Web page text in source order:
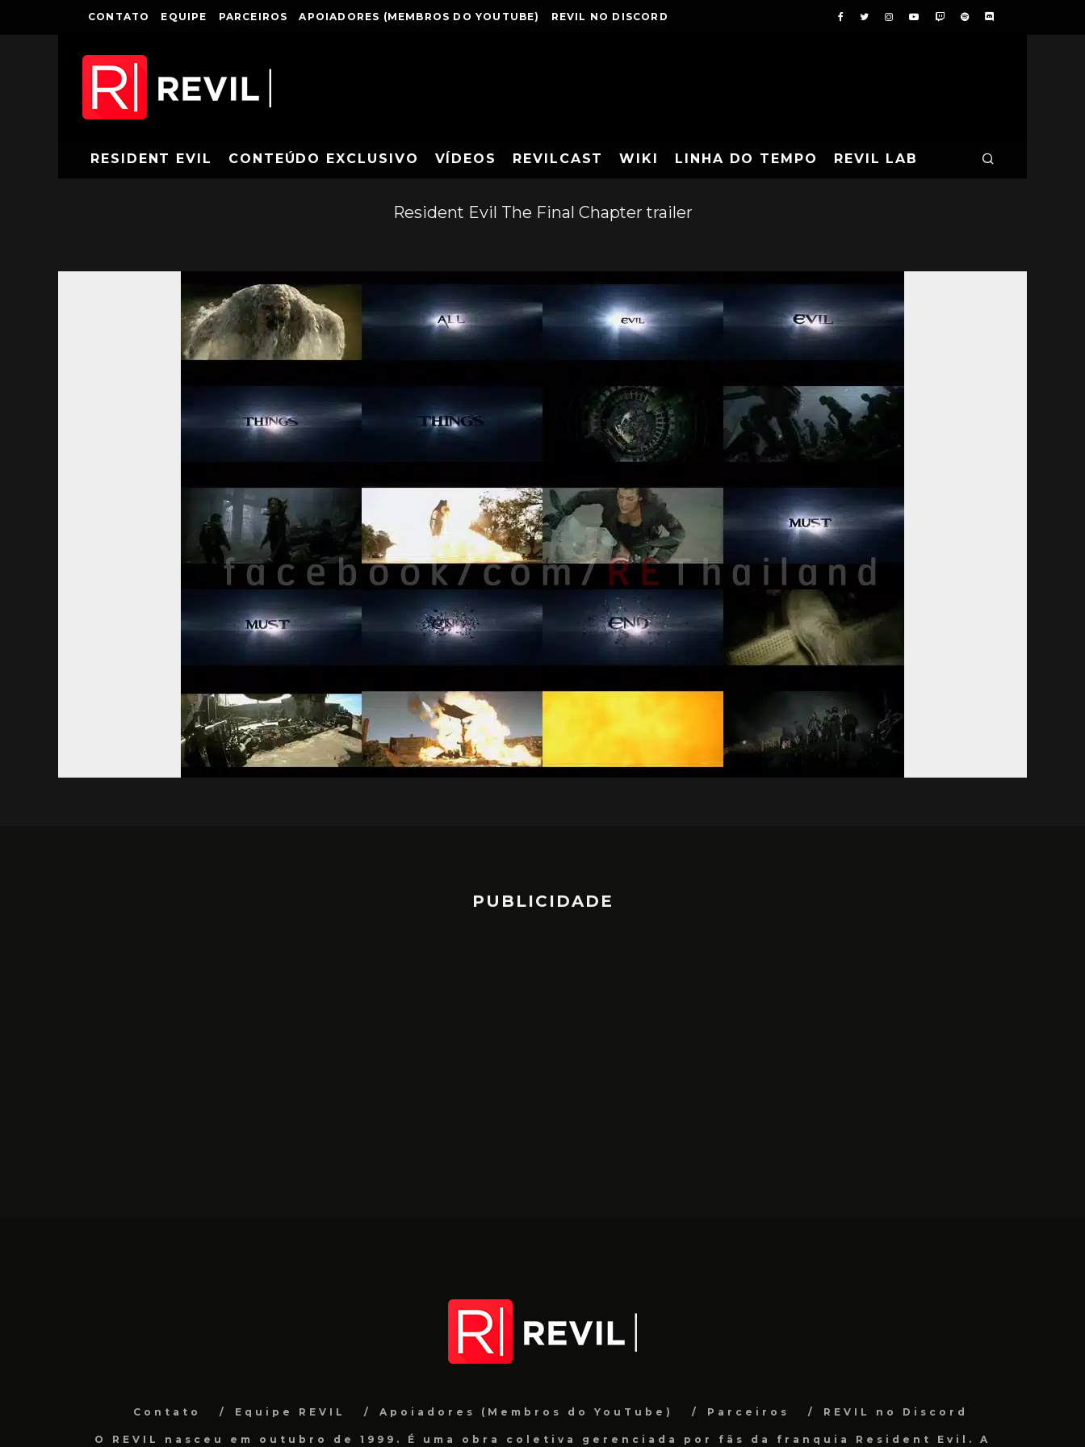
CONTATO EQUIPE PARCEIROS APOIADORES (MEMBROS DO YOUTUBE) REVIL NO DISCORD
RESIDENT EVIL CONTEÚDO EXCLUSIVO VÍDEOS REVILCAST WIKI LINHA DO TEMPO REVIL LAB
Resident Evil The Final Chapter trailer
PUBLICIDADE
Contato Equipe REVIL Apoiadores (Membros do YouTube) Parceiros REVIL no Discord
O REVIL nasceu em outubro de 1999. É uma obra coletiva gerenciada por fãs da franquia Resident Evil. A